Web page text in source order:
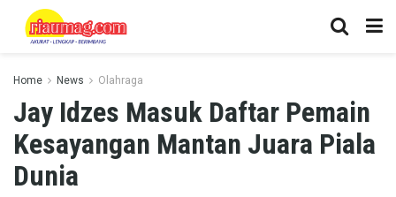
Home News Olahraga
Jay Idzes Masuk Daftar Pemain
Kesayangan Mantan Juara Piala
Dunia